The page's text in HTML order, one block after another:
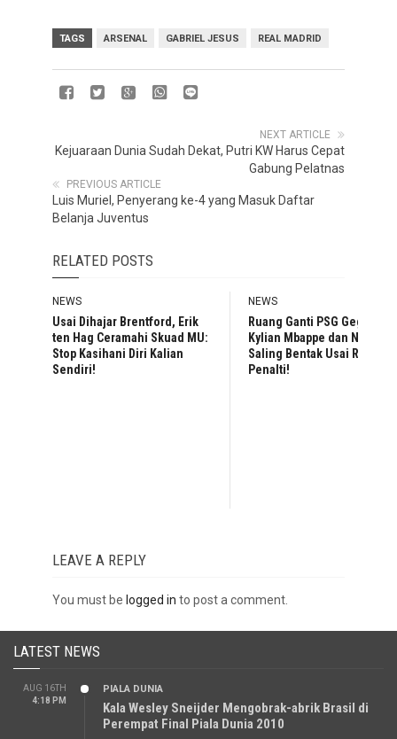
TAGS ARSENAL GABRIEL JESUS REAL MADRID
NEXT ARTICLE
Kejuaraan Dunia Sudah Dekat, Putri KW Harus Cepat
Gabung Pelatnas
PREVIOUS ARTICLE
Luis Muriel, Penyerang ke-4 yang Masuk Daftar
Belanja Juventus
RELATED POSTS
NEWS
Usai Dihajar Brentford, Erik
ten Hag Ceramahi Skuad MU:
Stop Kasihani Diri Kalian
Sendiri!
NEWS
Ruang Ganti PSG Geger,
Kylian Mbappe dan Neymar
Saling Bentak Usai Rebutan
Penalti!
LEAVE A REPLY
You must be logged in to post a comment.
LATEST NEWS
AUG 16TH
4:18 PM
PIALA DUNIA
Kala Wesley Sneijder Mengobrak-abrik Brasil di
Perempat Final Piala Dunia 2010